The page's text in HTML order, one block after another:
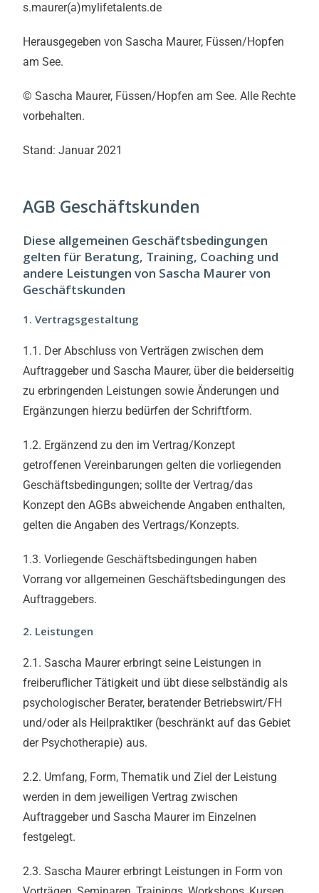
s.maurer(a)mylifetalents.de
Herausgegeben von Sascha Maurer, Füssen/Hopfen
am See.
© Sascha Maurer, Füssen/Hopfen am See. Alle Rechte
vorbehalten.
Stand: Januar 2021
AGB Geschäftskunden
Diese allgemeinen Geschäftsbedingungen
gelten für Beratung, Training, Coaching und
andere Leistungen von Sascha Maurer von
Geschäftskunden
1. Vertragsgestaltung
1.1. Der Abschluss von Verträgen zwischen dem
Auftraggeber und Sascha Maurer, über die beiderseitig
zu erbringenden Leistungen sowie Änderungen und
Ergänzungen hierzu bedürfen der Schriftform.
1.2. Ergänzend zu den im Vertrag/Konzept
getroffenen Vereinbarungen gelten die vorliegenden
Geschäftsbedingungen; sollte der Vertrag/das
Konzept den AGBs abweichende Angaben enthalten,
gelten die Angaben des Vertrags/Konzepts.
1.3. Vorliegende Geschäftsbedingungen haben
Vorrang vor allgemeinen Geschäftsbedingungen des
Auftraggebers.
2. Leistungen
2.1. Sascha Maurer erbringt seine Leistungen in
freiberuflicher Tätigkeit und übt diese selbständig als
psychologischer Berater, beratender Betriebswirt/FH
und/oder als Heilpraktiker (beschränkt auf das Gebiet
der Psychotherapie) aus.
2.2. Umfang, Form, Thematik und Ziel der Leistung
werden in dem jeweiligen Vertrag zwischen
Auftraggeber und Sascha Maurer im Einzelnen
festgelegt.
2.3. Sascha Maurer erbringt Leistungen in Form von